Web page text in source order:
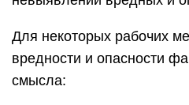
Для некоторых рабочих
вредности и опасности
смысла: